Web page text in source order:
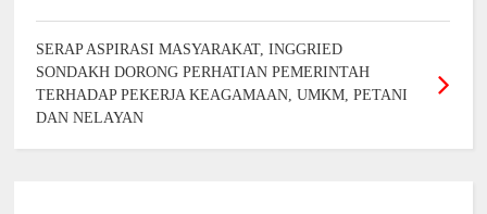
SERAP ASPIRASI MASYARAKAT, INGGRIED
SONDAKH DORONG PERHATIAN PEMERINTAH
TERHADAP PEKERJA KEAGAMAAN, UMKM, PETANI
DAN NELAYAN